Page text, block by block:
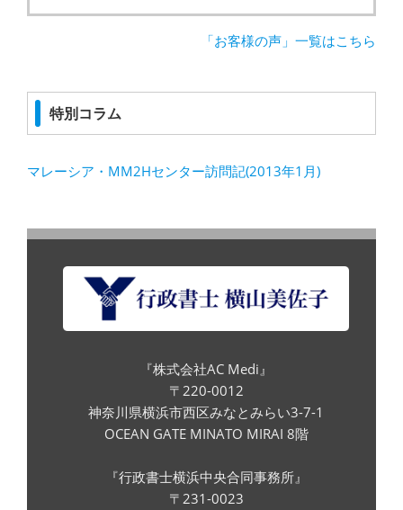
「お客様の声」一覧はこちら
特別コラム
マレーシア・MM2Hセンター訪問記(2013年1月)
『株式会社AC Medi』
〒220-0012
神奈川県横浜市西区みなとみらい3-7-1
OCEAN GATE MINATO MIRAI 8階
『行政書士横浜中央合同事務所』
〒231-0023